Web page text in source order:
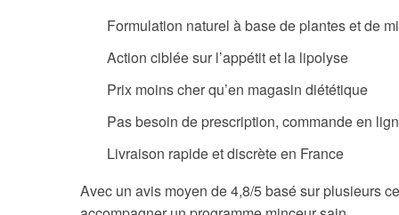
Formulation naturel à base de plantes et de
Action ciblée sur l’appétit et la lipolyse
Prix moins cher qu’en magasin diététique
Pas besoin de prescription, commande en
Livraison rapide et discrète en France
Avec un avis moyen de 4,8/5 basé sur plusieurs